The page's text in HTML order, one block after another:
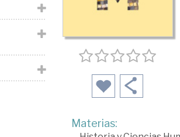
Materias: